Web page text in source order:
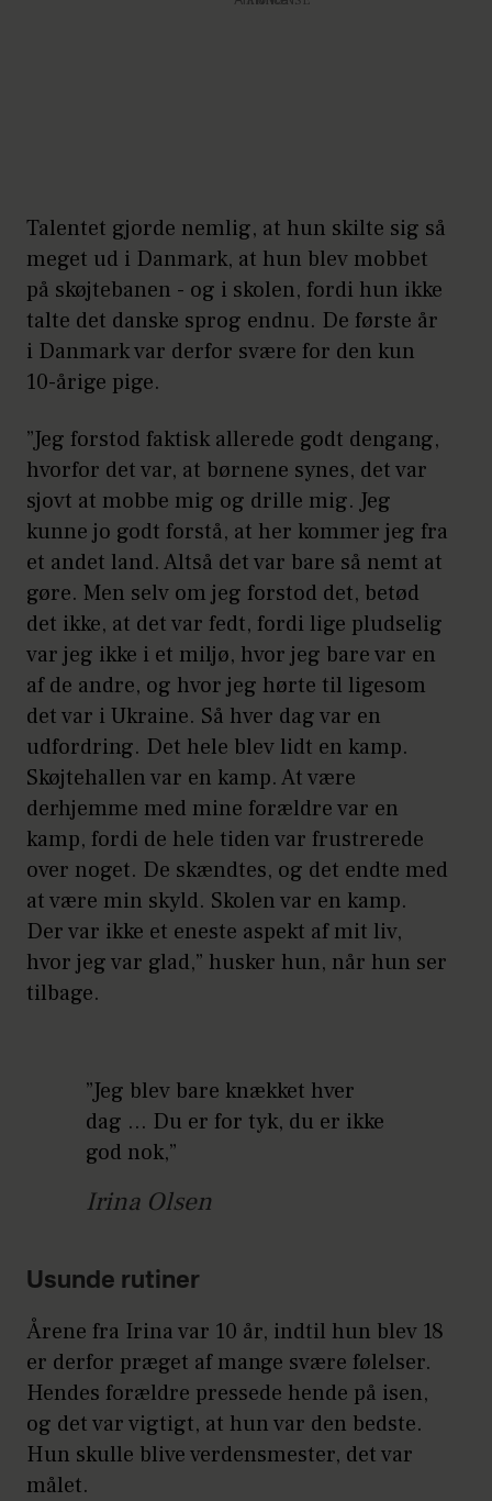
Talentet gjorde nemlig, at hun skilte sig så
meget ud i Danmark, at hun blev mobbet
på skøjtebanen - og i skolen, fordi hun ikke
talte det danske sprog endnu. De første år
i Danmark var derfor svære for den kun
10-årige pige.
”Jeg forstod faktisk allerede godt dengang,
hvorfor det var, at børnene synes, det var
sjovt at mobbe mig og drille mig. Jeg
kunne jo godt forstå, at her kommer jeg fra
et andet land. Altså det var bare så nemt at
gøre. Men selv om jeg forstod det, betød
det ikke, at det var fedt, fordi lige pludselig
var jeg ikke i et miljø, hvor jeg bare var en
af de andre, og hvor jeg hørte til ligesom
det var i Ukraine. Så hver dag var en
udfordring. Det hele blev lidt en kamp.
Skøjtehallen var en kamp. At være
derhjemme med mine forældre var en
kamp, fordi de hele tiden var frustrerede
over noget. De skændtes, og det endte med
at være min skyld. Skolen var en kamp.
Der var ikke et eneste aspekt af mit liv,
hvor jeg var glad,” husker hun, når hun ser
tilbage.
”Jeg blev bare knækket hver
dag ... Du er for tyk, du er ikke
god nok,”
Irina Olsen
Usunde rutiner
Årene fra Irina var 10 år, indtil hun blev 18
er derfor præget af mange svære følelser.
Hendes forældre pressede hende på isen,
og det var vigtigt, at hun var den bedste.
Hun skulle blive verdensmester, det var
målet.